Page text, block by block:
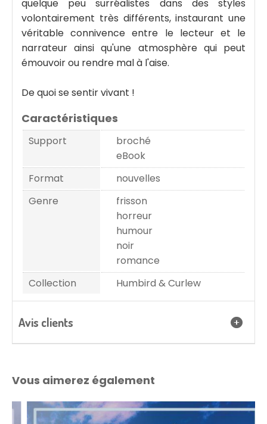
quelque peu surréalistes dans des styles
volontairement très différents, instaurant une
véritable connivence entre le lecteur et le
narrateur ainsi qu'une atmosphère qui peut
émouvoir ou rendre mal à l'aise.
De quoi se sentir vivant !
Caractéristiques
Support
broché
eBook
Format
nouvelles
Genre
frisson
horreur
humour
noir
romance
Collection
Humbird & Curlew
Avis clients
Vous aimerez également
Destockage